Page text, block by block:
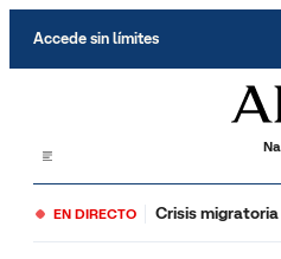
Accede sin límites
EN DIRECTO Crisis